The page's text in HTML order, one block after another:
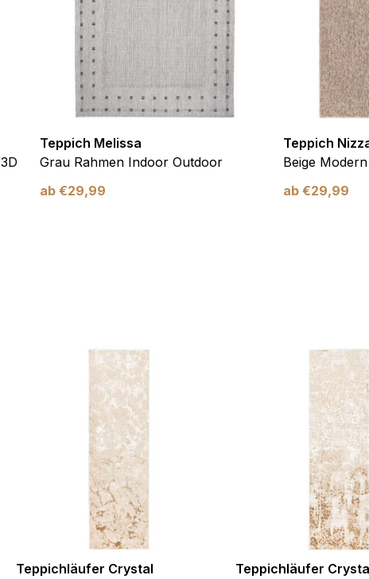
Teppich Melissa
Grau Rahmen Indoor Outdoor
ab €29,99
Teppich
Beige
ab €29,99
Teppichläufer Crystal
Teppichläufer
sind solche, die analysiert werden und noch keiner
Meine Einstellungen speichern